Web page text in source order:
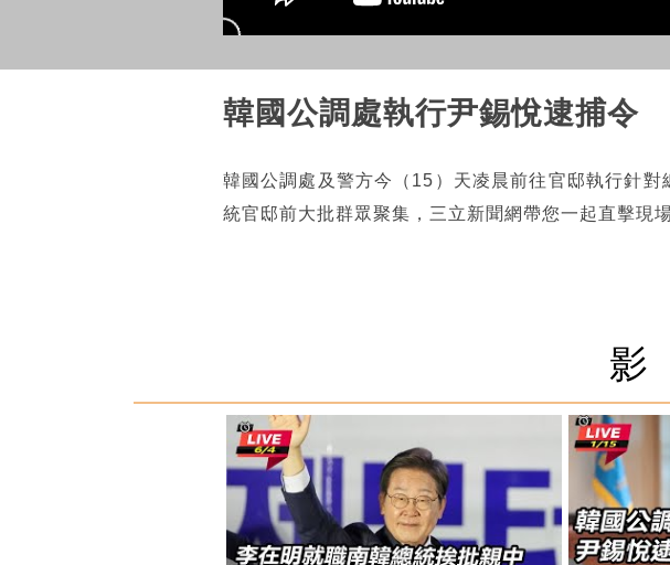
韓國公調處執行尹錫悅逮捕令
韓國公調處及警方今（15）天凌晨前往官邸執行針
統官邸前大批群眾聚集，三立新聞網帶您一起直擊現